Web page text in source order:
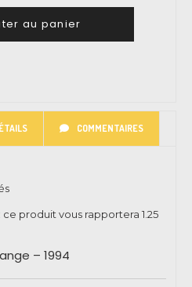
au panier
COMMENTAIRES
produit vous rapportera 1.25
– 1994